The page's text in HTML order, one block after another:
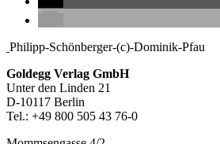
Seitenleiste
Philipp-Schönberger-(c)-Dominik-Pfau
Footer-
Section
Goldegg Verlag GmbH
Unter den Linden 21
D-10117 Berlin
Tel.: +49 800 505 43 76-0